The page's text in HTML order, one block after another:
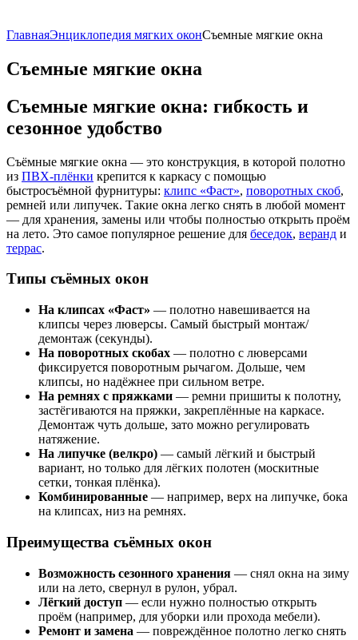
ГлавнаяЭнциклопедия мягких оконСъемные мягкие окна
Съемные мягкие окна
Съемные мягкие окна: гибкость и
сезонное удобство
Съёмные мягкие окна — это конструкция, в которой полотно
из ПВХ-плёнки крепится к каркасу с помощью
быстросъёмной фурнитуры: клипс «Фаст», поворотных скоб,
ремней или липучек. Такие окна легко снять в любой момент
— для хранения, замены или чтобы полностью открыть проём
на лето. Это самое популярное решение для беседок, веранд и
террас.
Типы съёмных окон
На клипсах «Фаст» — полотно навешивается на
клипсы через люверсы. Самый быстрый монтаж/
демонтаж (секунды).
На поворотных скобах — полотно с люверсами
фиксируется поворотным рычагом. Дольше, чем
клипсы, но надёжнее при сильном ветре.
На ремнях с пряжками — ремни пришиты к полотну,
застёгиваются на пряжки, закреплённые на каркасе.
Демонтаж чуть дольше, зато можно регулировать
натяжение.
На липучке (велкро) — самый лёгкий и быстрый
вариант, но только для лёгких полотен (москитные
сетки, тонкая плёнка).
Комбинированные — например, верх на липучке, бока
на клипсах, низ на ремнях.
Преимущества съёмных окон
Возможность сезонного хранения — снял окна на зиму
или на лето, свернул в рулон, убрал.
Лёгкий доступ — если нужно полностью открыть
проём (например, для уборки или прохода мебели).
Ремонт и замена — повреждённое полотно легко снять